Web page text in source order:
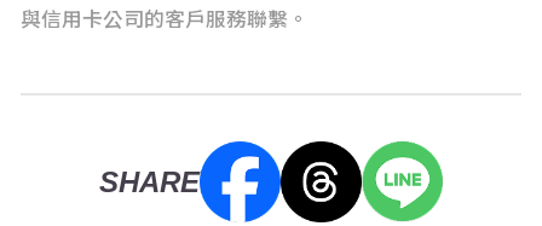
與信用卡公司的客戶服務聯繫。
SHARE